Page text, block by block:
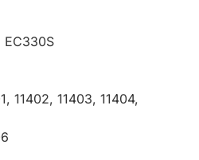
EC330S
11402, 11403, 11404,